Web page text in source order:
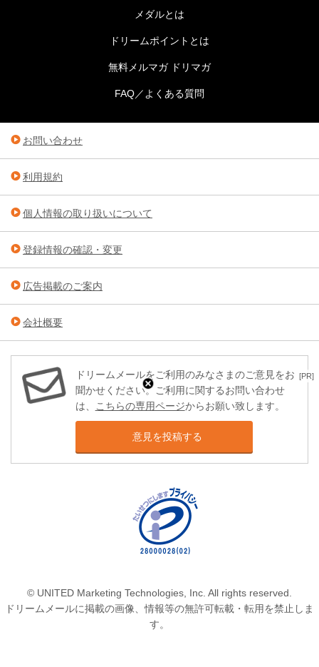
[PR]
メダルとは
ドリームポイントとは
無料メルマガ ドリマガ
FAQ／よくある質問
お問い合わせ
利用規約
個人情報の取り扱いについて
登録情報の確認・変更
広告掲載のご案内
会社概要
ドリームメールをご利用のみなさまのご意見をお
聞かせください。ご利用に関するお問い合わせ
は、 こちらの専用ページからお願い致します。
意見を投稿する
© UNITED Marketing Technologies, Inc. All rights reserved.
ドリームメールに掲載の画像、情報等の無許可転載・転用を禁止しま
す。